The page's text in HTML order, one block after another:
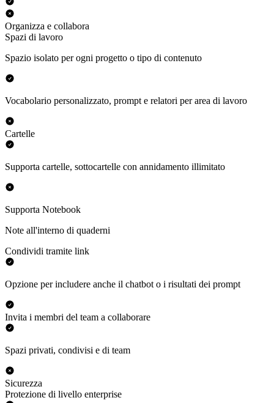
Organizza e collabora
Spazi di lavoro
Spazio isolato per ogni progetto o tipo di contenuto
Vocabolario personalizzato, prompt e relatori per area di lavoro
Cartelle
Supporta cartelle, sottocartelle con annidamento illimitato
Supporta Notebook
Note all'interno di quaderni
Condividi tramite link
Opzione per includere anche il chatbot o i risultati dei prompt
Invita i membri del team a collaborare
Spazi privati, condivisi e di team
Sicurezza
Protezione di livello enterprise